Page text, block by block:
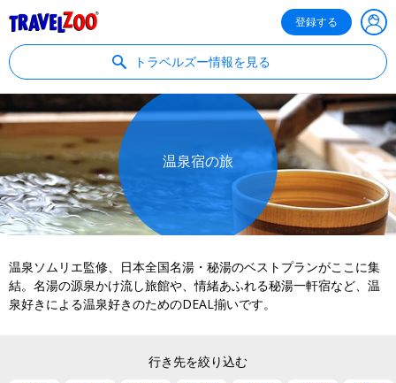
登録する
トラベルズー情報を見る
温泉宿の旅
温泉ソムリエ監修、日本全国名湯・秘湯のベストプランがここに集
結。名湯の源泉かけ流し旅館や、情緒あふれる秘湯一軒宿など、温
泉好きによる温泉好きのためのDEAL揃いです。
行き先を絞り込む